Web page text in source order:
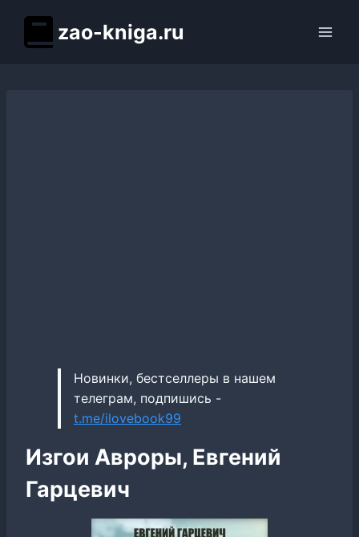
содержимому
zao-kniga.ru
Новинки, бестселлеры в нашем
телеграм, подпишись -
t.me/ilovebook99
Изгои Авроры, Евгений
Гарцевич